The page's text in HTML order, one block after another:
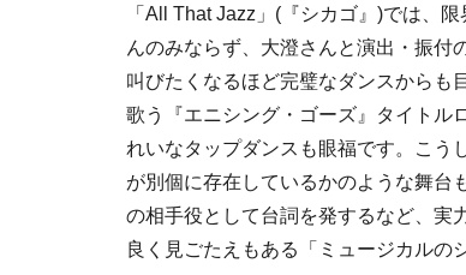
「All That Jazz」(『シカゴ』)では、
んのみならず、大澄さんと演出・振付
叫びたくなるほど完璧なダンスからも
歌う『エニシング・ゴーズ』タイトル
れいなタップダンスも眼福です。こう
が別個に存在しているかのような舞
の相手役として台詞を発するなど、実
良く見ごたえもある「ミュージカルの